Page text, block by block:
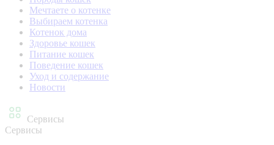
Мечтаете о котенке
Выбираем котенка
Котенок дома
Здоровье кошек
Питание кошек
Поведение кошек
Уход и содержание
Новости
Сервисы
Сервисы